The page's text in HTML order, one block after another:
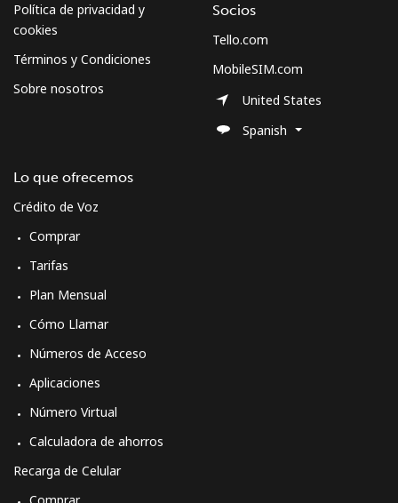
Política de privacidad y
cookies
Términos y Condiciones
Sobre nosotros
Lo que ofrecemos
Crédito de Voz
Comprar
Tarifas
Plan Mensual
Cómo Llamar
Números de Acceso
Aplicaciones
Número Virtual
Calculadora de ahorros
Recarga de Celular
Socios
Tello.com
MobileSIM.com
United States
Spanish